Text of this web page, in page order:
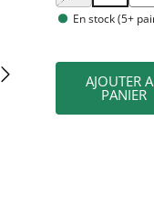
En stock (5+
AJOUTER
PANIER